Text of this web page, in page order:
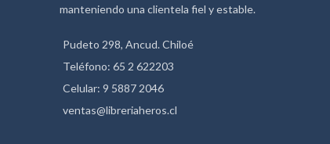
manteniendo una clientela fiel y estable.
Pudeto 298, Ancud. Chiloé
Teléfono: 65 2 622203
Celular: 9 5887 2046
ventas@libreriaheros.cl